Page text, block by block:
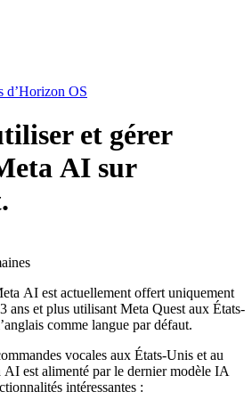
d’Horizon OS
et gérer
AI sur
AI est actuellement offert uniquement
ans et plus utilisant Meta Quest aux États-
comme langue par défaut.
vocales aux États-Unis et au
AI est alimenté par le dernier modèle IA
intéressantes :